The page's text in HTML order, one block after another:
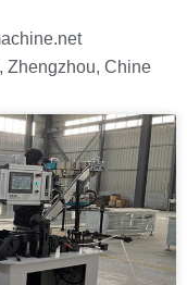
Zhengzhou, Chine